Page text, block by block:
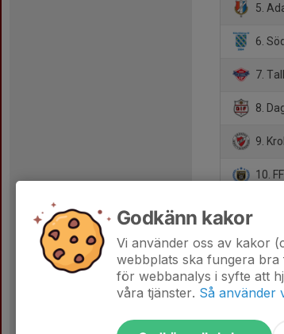
5.
6.
7.
8.
9.
10.
12.
Godkänn kakor
Vi använder oss av kakor
webbplats ska fungera bra
för webbanalys i syfte att
våra tjänster. Så använder